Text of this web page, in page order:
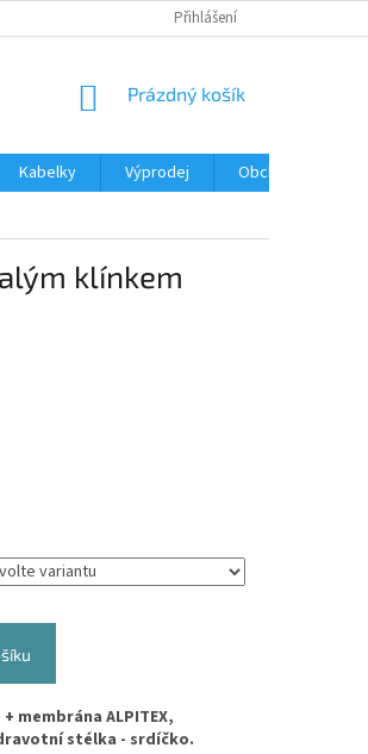
Přihlášení
NÁKUPNÍ
Prázdný košík
Kabelky Výprodej
Obchodní
klínkem
membrána ALPITEX,
stélka - srdíčko.